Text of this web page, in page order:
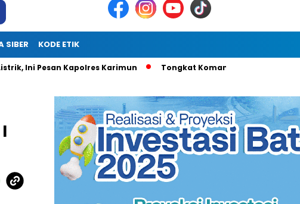
SIBER KODE ETIK
Kapolres Karimun Tongkat Komando Berganti, AKBP Gede